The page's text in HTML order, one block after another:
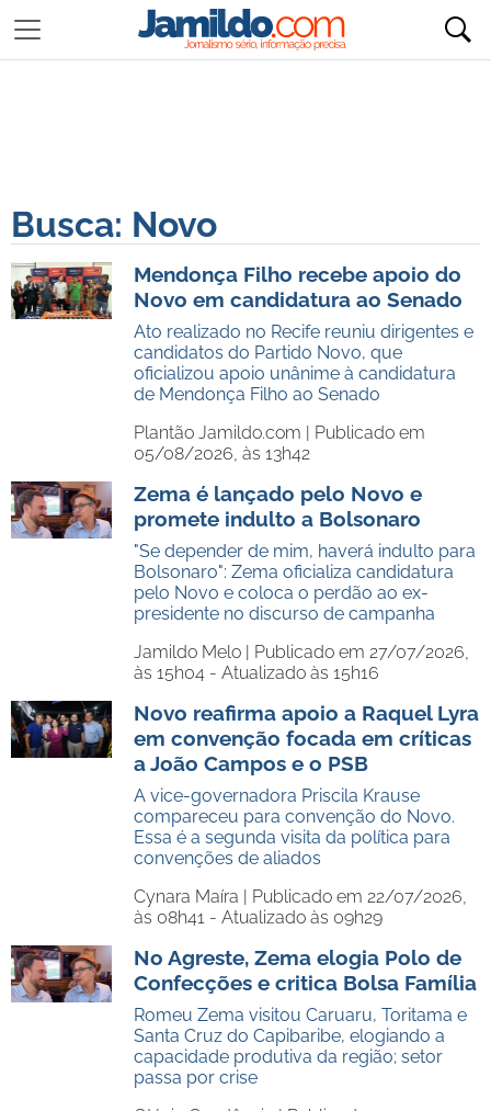
Busca: Novo
Mendonça Filho recebe apoio do
Novo em candidatura ao Senado
Ato realizado no Recife reuniu dirigentes e
candidatos do Partido Novo, que
oficializou apoio unânime à candidatura
de Mendonça Filho ao Senado
Plantão Jamildo.com | Publicado em
05/08/2026, às 13h42
Zema é lançado pelo Novo e
promete indulto a Bolsonaro
"Se depender de mim, haverá indulto para
Bolsonaro": Zema oficializa candidatura
pelo Novo e coloca o perdão ao ex-
presidente no discurso de campanha
Jamildo Melo | Publicado em 27/07/2026,
às 15h04 - Atualizado às 15h16
Novo reafirma apoio a Raquel Lyra
em convenção focada em críticas
a João Campos e o PSB
A vice-governadora Priscila Krause
compareceu para convenção do Novo.
Essa é a segunda visita da política para
convenções de aliados
Cynara Maíra | Publicado em 22/07/2026,
às 08h41 - Atualizado às 09h29
No Agreste, Zema elogia Polo de
Confecções e critica Bolsa Família
Romeu Zema visitou Caruaru, Toritama e
Santa Cruz do Capibaribe, elogiando a
capacidade produtiva da região; setor
passa por crise